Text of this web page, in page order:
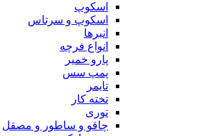
اسکوپ
اسکوپ و سرتاس
انبرها
انواع فرچه
پارو خمیر
پمپ سس
تایمر
تخته کار
توری
چاقو و ساطور و مصقل